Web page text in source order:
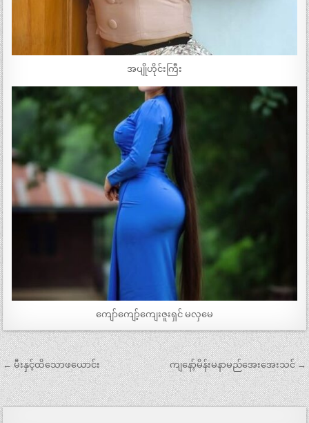
အပျိုဟိုင်းကြီး
ကျော်ကျော့်ကျေးဇူးရှင် မလှမေ
Post
navigation
← မီးနှင့်ထိသောဖယောင်း ကျနော့်မိန်းမနာမည်အေးအေးသင် →